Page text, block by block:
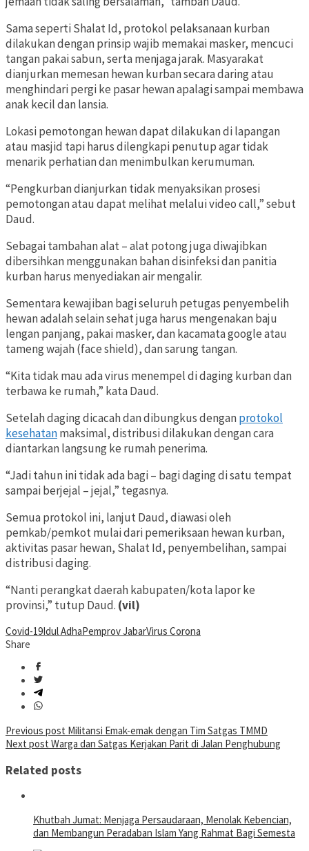
Sama seperti Shalat Id, protokol pelaksanaan kurban
dilakukan dengan prinsip wajib memakai masker, mencuci
tangan pakai sabun, serta menjaga jarak. Masyarakat
dianjurkan memesan hewan kurban secara daring atau
menghindari pergi ke pasar hewan apalagi sampai membawa
anak kecil dan lansia.
Lokasi pemotongan hewan dapat dilakukan di lapangan
atau masjid tapi harus dilengkapi penutup agar tidak
menarik perhatian dan menimbulkan kerumuman.
“Pengkurban dianjurkan tidak menyaksikan prosesi
pemotongan atau dapat melihat melalui video call,” sebut
Daud.
Sebagai tambahan alat – alat potong juga diwajibkan
dibersihkan menggunakan bahan disinfeksi dan panitia
kurban harus menyediakan air mengalir.
Sementara kewajiban bagi seluruh petugas penyembelih
hewan adalah selain sehat juga harus mengenakan baju
lengan panjang, pakai masker, dan kacamata google atau
tameng wajah (face shield), dan sarung tangan.
“Kita tidak mau ada virus menempel di daging kurban dan
terbawa ke rumah,” kata Daud.
Setelah daging dicacah dan dibungkus denganprotokol
kesehatanmaksimal, distribusi dilakukan dengan cara
diantarkan langsung ke rumah penerima.
“Jadi tahun ini tidak ada bagi – bagi daging di satu tempat
sampai berjejal – jejal,” tegasnya.
Semua protokol ini, lanjut Daud, diawasi oleh
pemkab/pemkot mulai dari pemeriksaan hewan kurban,
aktivitas pasar hewan, Shalat Id, penyembelihan, sampai
distribusi daging.
“Nanti perangkat daerah kabupaten/kota lapor ke
provinsi,” tutup Daud. (vil)
Covid-19Idul AdhaPemprov JabarVirus Corona
Share
Post
navigation
Previous post Militansi Emak-emak dengan Tim Satgas TMMD
Next post Warga dan Satgas Kerjakan Parit di Jalan Penghubung
Related posts
Khutbah Jumat: Menjaga Persaudaraan, Menolak Kebencian,
dan Membangun Peradaban Islam Yang Rahmat Bagi Semesta